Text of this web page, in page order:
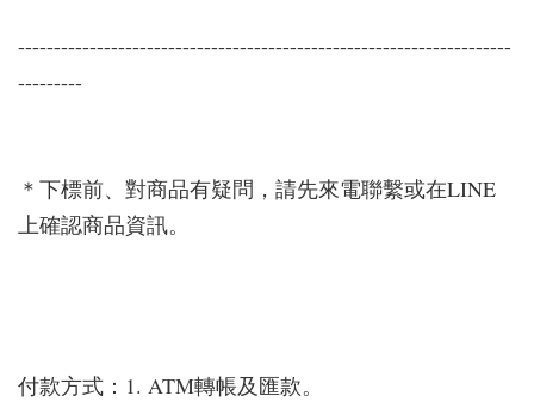
---------------------------------------------------------------------
---------
＊下標前、對商品有疑問，請先來電聯繫或在LINE
上確認商品資訊。
付款方式：1. ATM轉帳及匯款。